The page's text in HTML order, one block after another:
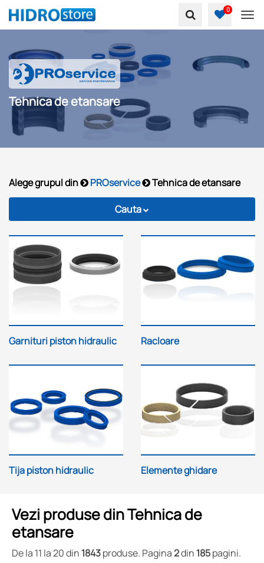
0
Tehnica de etansare
Alege grupul din PROservice Tehnica de etansare
Cauta
Garnituri piston hidraulic Racloare
Tija piston hidraulic Elemente ghidare
Vezi produse din Tehnica de
etansare
De la 11 la 20 din 1843produse. Pagina2din 185pagini.